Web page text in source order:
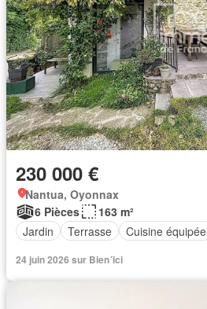
230 000 €
Nantua, Oyonnax
6 Pièces
163 m²
Jardin
Terrasse Cuisine équipée
24 juin 2026 sur Bien´ici